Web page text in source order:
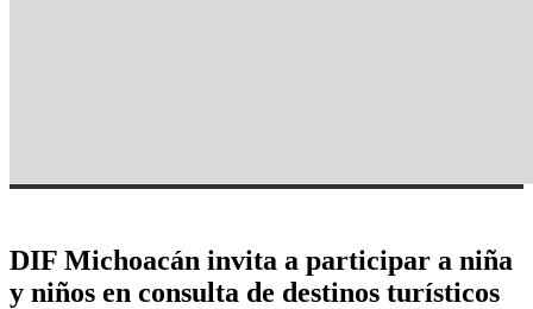
DIF Michoacán invita a participar a niña
y niños en consulta de destinos turísticos